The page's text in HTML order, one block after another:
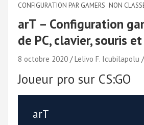
CONFIGURATION PAR GAMERS NON
arT – Configuration
de PC, clavier, souris
8 octobre 2020 Lelivo F. Icubilapolu
Joueur pro sur CS:GO
arT